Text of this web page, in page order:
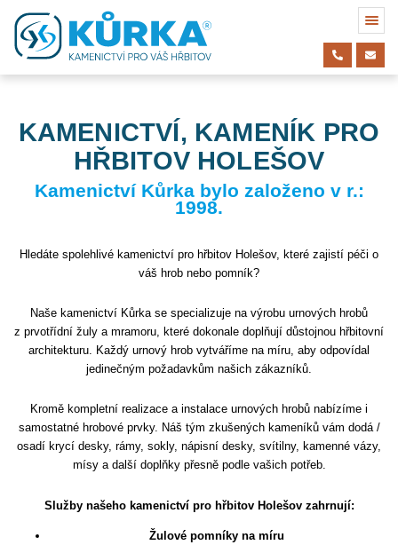
KAMENICTVÍ, KAMENÍK PRO
HŘBITOV HOLEŠOV
Kamenictví Kůrka bylo založeno v r.:
1998.
Hledáte spolehlivé kamenictví pro hřbitov Holešov, které zajistí péči o
váš hrob nebo pomník?
Naše kamenictví Kůrka se specializuje na výrobu urnových hrobů
z prvotřídní žuly a mramoru, které dokonale doplňují důstojnou hřbitovní
architekturu. Každý urnový hrob vytváříme na míru, aby odpovídal
jedinečným požadavkům našich zákazníků.
Kromě kompletní realizace a instalace urnových hrobů nabízíme i
samostatné hrobové prvky. Náš tým zkušených kameníků vám dodá /
osadí krycí desky, rámy, sokly, nápisní desky, svítilny, kamenné vázy,
mísy a další doplňky přesně podle vašich potřeb.
Služby našeho kamenictví pro hřbitov Holešov zahrnují:
Žulové pomníky na míru